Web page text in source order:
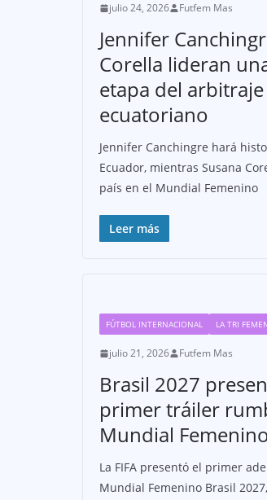
julio 24, 2026 Futfem Mas
Jennifer
Corella lideran
etapa del
ecuatoriano
Jennifer Canchingre hará
Ecuador, mientras Susana
país en el Mundial Femenino
Leer más
FÚTBOL INTERNACIONAL LA TRI
julio 21, 2026 Futfem Mas
Brasil 2027
primer tráiler
Mundial
La FIFA presentó el primer
Mundial Femenino Brasil